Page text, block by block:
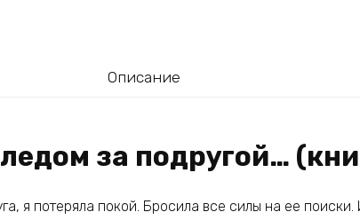
Описание
за подругой…
я потеряла покой. Бросила все силы на ее